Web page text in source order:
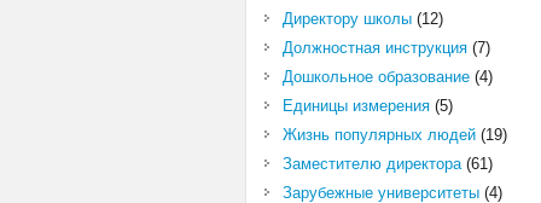
Директору школы(12)
Должностная инструкция(7)
Дошкольное образование(4)
Единицы измерения(5)
Жизнь популярных людей(19)
Заместителю директора(61)
Зарубежные университеты(4)